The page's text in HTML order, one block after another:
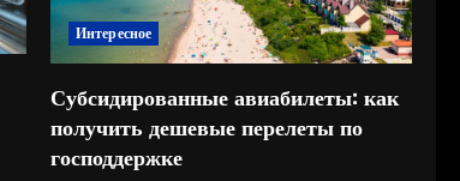
Интересное
Субсидированные авиабилеты: как
получить дешевые перелеты по
господдержке